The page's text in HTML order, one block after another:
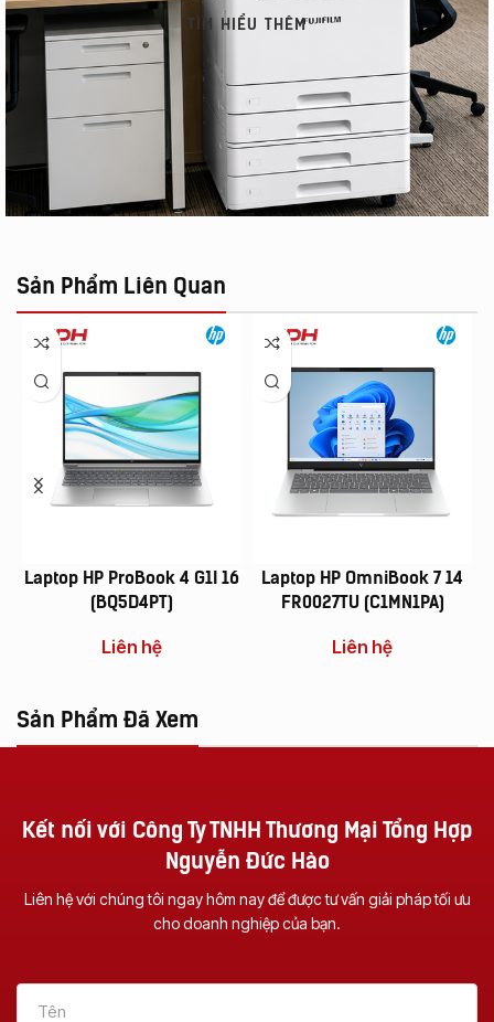
TÌM HIỂU THÊM
Sản Phẩm Liên Quan
Laptop HP ProBook 4 G1I 16
(BQ5D4PT)
Liên hệ
Laptop HP OmniBook 7 14
FR0027TU (C1MN1PA)
Liên hệ
Sản Phẩm Đã Xem
Kết nối với Công Ty TNHH Thương Mại Tổng Hợp
Nguyễn Đức Hào
Liên hệ với chúng tôi ngay hôm nay để được tư vấn giải pháp tối ưu
cho doanh nghiệp của bạn.